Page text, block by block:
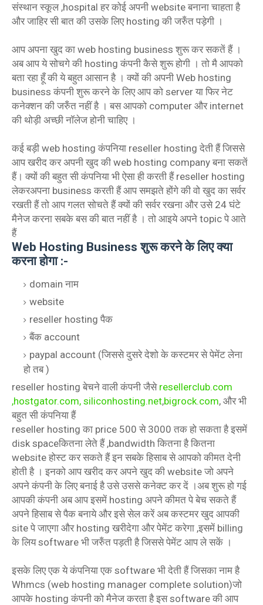
संस्थान स्कूल ,hospital हर कोई अपनी website बनाना चाहता है
और जाहिर सी बात की उसके लिए hosting की जरुँत पड़ेगी ।
आप अपना खुद का web hosting business शुरू कर सकतें हैं ।
अब आप ये सोचगे की hosting कंपनी कैसे शुरू होगी । तो मै आपको
बता रहा हूँ की ये बहुत आसान है । क्यों की अपनी Web hosting
business कंपनी शुरू करने के लिए आप को server या फिर नेट
कनेक्शन की जरुँत नहीं है । बस आपको computer और internet
की थोड़ी अच्छी नॉलेज होनी चाहिए ।
कई बड़ी web hosting कंपनिया reseller hosting देती हैं जिससे
आप खरीद कर अपनी खुद की web hosting company बना सकतें
हैं। क्यों की बहुत सी कंपनिया भी ऐसा ही करती हैं reseller hosting
लेकरअपना business करती हैं आप समझते होंगे की वो खुद का सर्वर
रखती हैं तो आप गलत सोचते हैं क्यों की सर्वर रखना और उसे 24 घंटे
मैनेज करना सबके बस की बात नहीं है । तो आइये अपने topic पे आते
हैं
Web Hosting Business शुरू करने के लिए क्या
करना होगा :-
domain नाम
website
reseller hosting पैक
बैंक account
paypal account (जिससे दुसरे देशो के कस्टमर से पेमेंट लेना
हो तब )
reseller hosting बेचने वाली कंपनी जैसे resellerclub.com
,hostgator.com, siliconhosting.net,bigrock.com, और भी
बहुत सी कंपनिया हैं
reseller hosting का price 500 से 3000 तक हो सकता है इसमें
disk spaceकितना लेते हैं ,bandwidth कितना है कितना
website होस्ट कर सकते हैं इन सबके हिसाब से आपको कीमत देनी
होती है । इनको आप खरीद कर अपने खुद की website जो अपने
अपने कंपनी के लिए बनाई है उसे उससे कनेक्ट कर दें ।अब शुरू हो गई
आपकी कंपनी अब आप इसमें hosting अपने कीमत पे बेच सकते हैं
अपने हिसाब से पैक बनाये और इसे सेल करें अब कस्टमर खुद आपकी
site पे जाएगा और hosting खरीदेगा और पेमेंट करेगा ,इसमें billing
के लिय software भी जरुँत पड़ती है जिससे पेमेंट आप ले सकें ।
इसके लिए एक ये कंपनिया एक software भी देती हैं जिसका नाम है
Whmcs (web hosting manager complete solution)जो
आपके hosting कंपनी को मैनेज करता है इस software की आप